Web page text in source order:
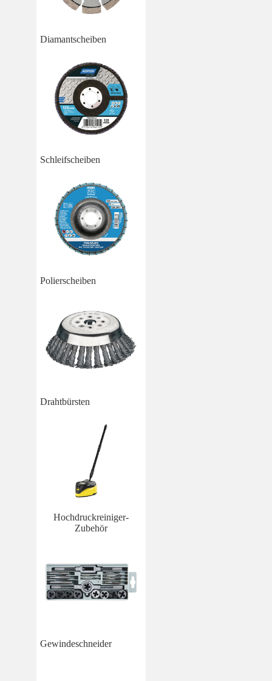
Diamantscheiben
Schleifscheiben
Polierscheiben
Drahtbürsten
Hochdruckreiniger-
Zubehör
Gewindeschneider